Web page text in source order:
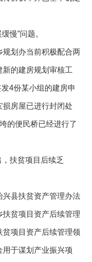
慢”问题。
划办当前积极配合两
的建房规划审核工
4份某小组的建房申
房屋已进行封闭处
的便民桥已经进行了
扶贫项目后续乏
县扶贫资产管理办法
扶贫项目资产后续管理
项目资产后续管理领
于谋划产业振兴项